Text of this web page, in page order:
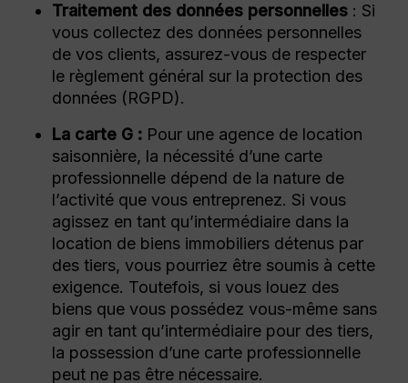
Traitement des données personnelles : Si
vous collectez des données personnelles
de vos clients, assurez-vous de respecter
le règlement général sur la protection des
données (RGPD).
La carte G : Pour une agence de location
saisonnière, la nécessité d’une carte
professionnelle dépend de la nature de
l’activité que vous entreprenez. Si vous
agissez en tant qu’intermédiaire dans la
location de biens immobiliers détenus par
des tiers, vous pourriez être soumis à cette
exigence. Toutefois, si vous louez des
biens que vous possédez vous-même sans
agir en tant qu’intermédiaire pour des tiers,
la possession d’une carte professionnelle
peut ne pas être nécessaire.